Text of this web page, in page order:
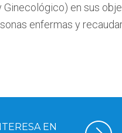
Ginecológico) en sus
enfermas y
EN